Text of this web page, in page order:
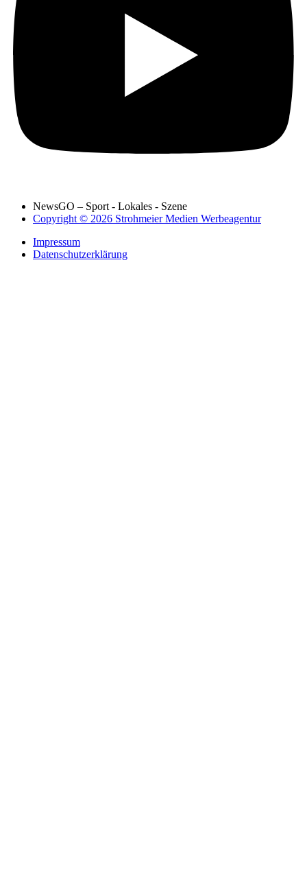
NewsGO – Sport - Lokales - Szene
Copyright © 2026 Strohmeier Medien Werbeagentur
Impressum
Datenschutzerklärung